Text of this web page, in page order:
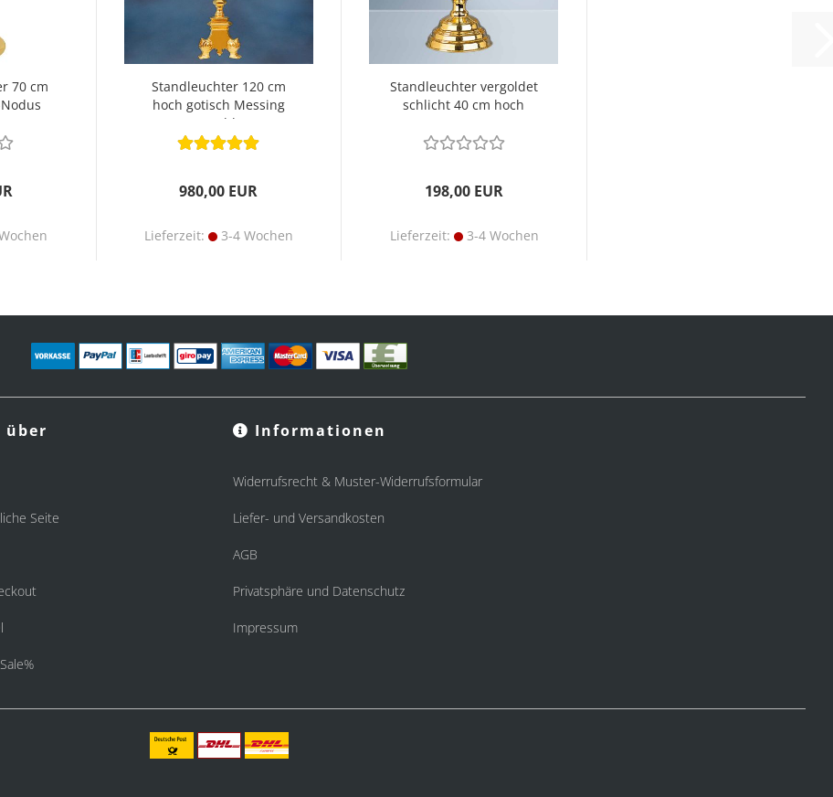
70 cm
Standleuchter 120 cm
hoch gotisch Messing
vergoldet
980,00 EUR
Lieferzeit: 3-4 Wochen
Standleuchter vergoldet
schlicht 40 cm hoch
198,00 EUR
Lieferzeit: 3-4 Wochen
über
Seite
Informationen
Widerrufsrecht & Muster-Widerrufsformular
Liefer- und Versandkosten
AGB
Privatsphäre und Datenschutz
Impressum